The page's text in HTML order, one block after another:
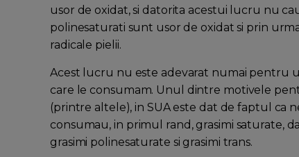
usor de oxidat, si datorita acestui lucru nu
polinesaturati sunt usor de oxidat si prin
radicale pielii.
Acest lucru nu este adevarat numai pentru
care le consumam. Unul dintre motivele
(printre altele), in SUA este dat de faptul ca
consumau, in primul rand, grasimi saturate,
grasimi polinesaturate si grasimi trans.